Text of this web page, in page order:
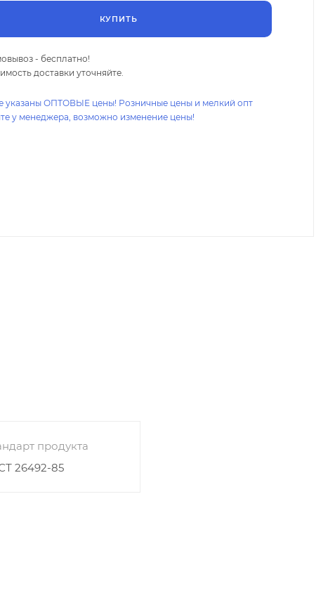
КУПИТЬ
- бесплатно!
доставки уточняйте.
указаны ОПТОВЫЕ цены! Розничные цены и мелкий опт
у менеджера, возможно изменение цены!
продукта
26492-85